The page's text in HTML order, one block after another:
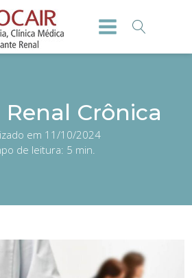
Crônica
em 11/10/2024
de leitura: 5 min.